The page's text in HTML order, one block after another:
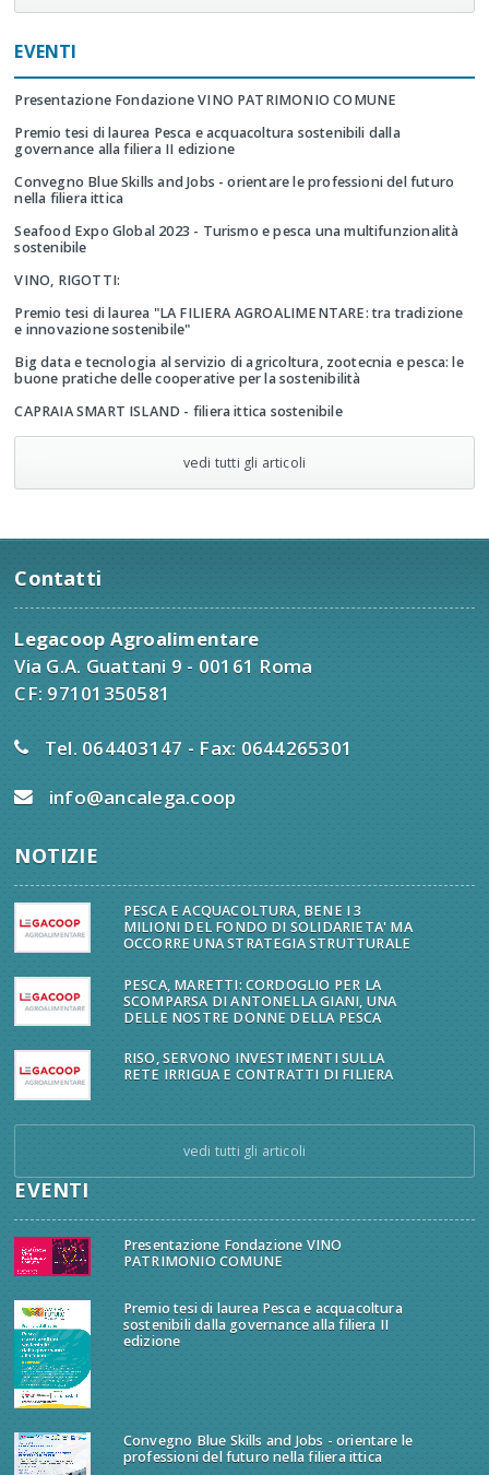
EVENTI
Presentazione Fondazione VINO PATRIMONIO COMUNE
Premio tesi di laurea Pesca e acquacoltura sostenibili dalla
governance alla filiera II edizione
Convegno Blue Skills and Jobs - orientare le professioni del futuro
nella filiera ittica
Seafood Expo Global 2023 - Turismo e pesca una multifunzionalità
sostenibile
VINO, RIGOTTI:
Premio tesi di laurea "LA FILIERA AGROALIMENTARE: tra tradizione
e innovazione sostenibile"
Big data e tecnologia al servizio di agricoltura, zootecnia e pesca: le
buone pratiche delle cooperative per la sostenibilità
CAPRAIA SMART ISLAND - filiera ittica sostenibile
vedi tutti gli articoli
Contatti
Legacoop Agroalimentare
Via G.A. Guattani 9 - 00161 Roma
CF: 97101350581
Tel. 064403147 - Fax: 0644265301
info@ancalega.coop
NOTIZIE
PESCA E ACQUACOLTURA, BENE I 3
MILIONI DEL FONDO DI SOLIDARIETA' MA
OCCORRE UNA STRATEGIA STRUTTURALE
PESCA, MARETTI: CORDOGLIO PER LA
SCOMPARSA DI ANTONELLA GIANI, UNA
DELLE NOSTRE DONNE DELLA PESCA
RISO, SERVONO INVESTIMENTI SULLA
RETE IRRIGUA E CONTRATTI DI FILIERA
vedi tutti gli articoli
EVENTI
Presentazione Fondazione VINO
PATRIMONIO COMUNE
Premio tesi di laurea Pesca e acquacoltura
sostenibili dalla governance alla filiera II
edizione
Convegno Blue Skills and Jobs - orientare le
professioni del futuro nella filiera ittica